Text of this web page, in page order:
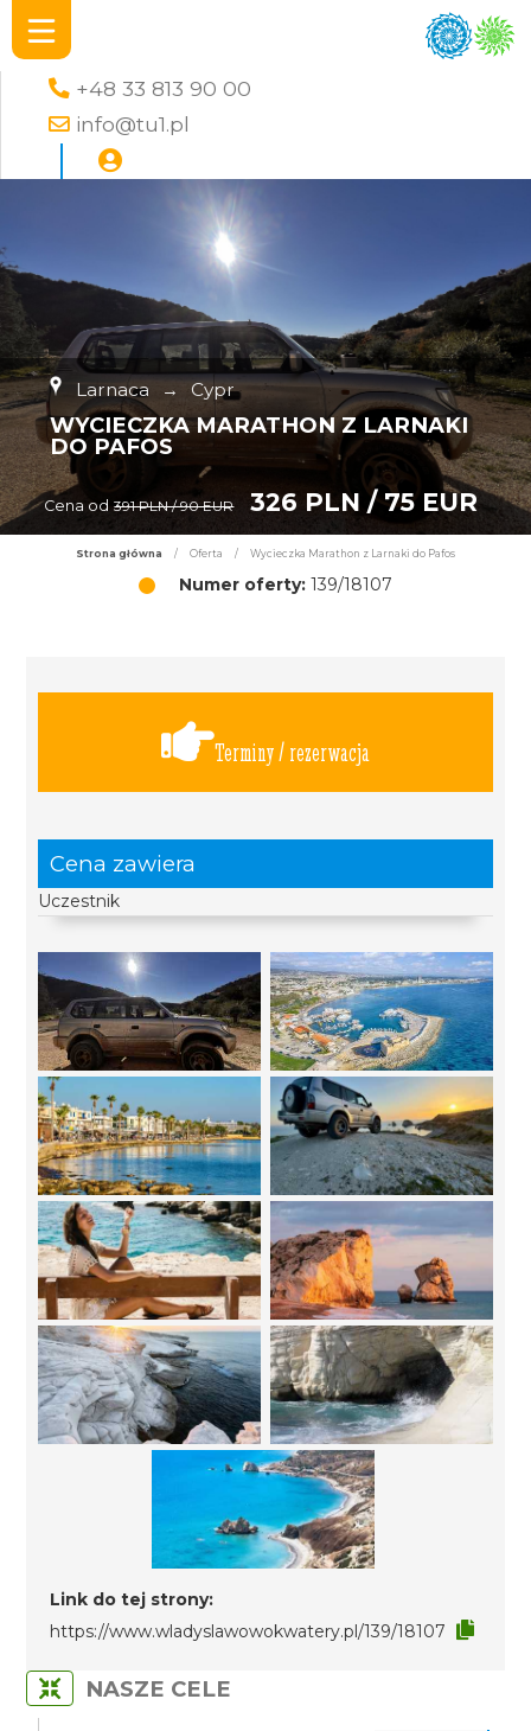
+48 33 813 90 00
info@tu1.pl
Larnaca → Cypr
WYCIECZKA MARATHON Z LARNAKI
DO PAFOS
Cena od 391 PLN / 90 EUR 326 PLN / 75 EUR
Strona główna / Oferta / Wycieczka Marathon z Larnaki do Pafos
Numer oferty: 139/18107
Terminy / rezerwacja
Cena zawiera
Uczestnik
Link do tej strony:
https://www.wladyslawowokwatery.pl/139/18107
NASZE CELE